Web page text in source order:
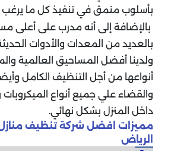
بأسلوب منمق في تنفيذ كل ما يرغب
بالإضافة إلى أنه مدرب على أعلى
بالعديد من المعدات والأدوات
ولدينا أفضل المساحيق العالمية
أنواعها من أجل التنظيف الكامل
والقضاء علي جميع أنواع الميكروبات
داخل المنزل بشكل نهائي.
مميزات افضل شركة تنظيف
الرياض